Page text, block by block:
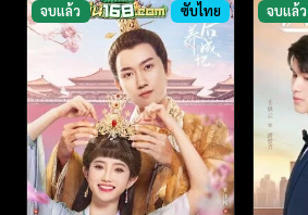
จบแล้ว ซับไทย จบแล้ว